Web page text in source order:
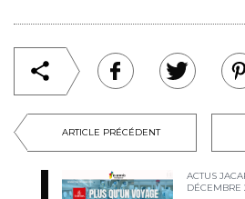
ARTICLE PRÉCÉDENT
ACTUS
DÉCEMBRE